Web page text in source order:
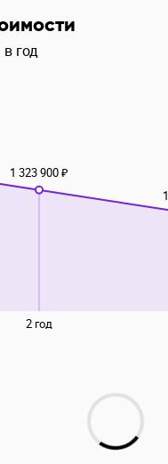
год
2 год
1 323 900 ₽